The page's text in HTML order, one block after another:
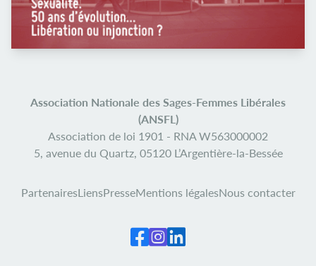
Association Nationale des Sages-Femmes Libérales
(ANSFL)
Association de loi 1901 - RNA W563000002
5, avenue du Quartz, 05120 L’Argentière-la-Bessée
PartenairesLiensPresseMentions légalesNous contacter